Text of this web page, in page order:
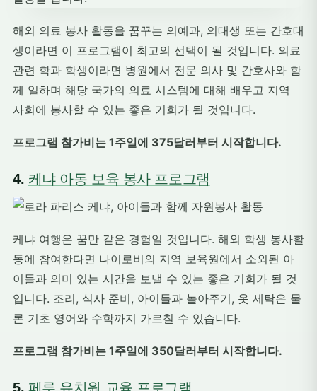
해외 의료 봉사 활동을 꿈꾸는 의예과, 의대생 또는 간호대
생이라면 이 프로그램이 최고의 선택이 될 것입니다. 의료
관련 학과 학생이라면 병원에서 전문 의사 및 간호사와 함
께 일하며 해당 국가의 의료 시스템에 대해 배우고 지역
사회에 봉사할 수 있는 좋은 기회가 될 것입니다.
프로그램 참가비는 1주일에 375달러부터 시작합니다.
4. 케냐 아동 보육 봉사 프로그램
케냐 여행은 꿈만 같은 경험일 것입니다. 해외 학생 봉사활
동에 참여한다면 나이로비의 지역 보육원에서 소외된 아
이들과 의미 있는 시간을 보낼 수 있는 좋은 기회가 될 것
입니다. 조리, 식사 준비, 아이들과 놀아주기, 옷 세탁은 물
론 기초 영어와 수학까지 가르칠 수 있습니다.
프로그램 참가비는 1주일에 350달러부터 시작합니다.
5. 페루 유치원 교육 프로그램